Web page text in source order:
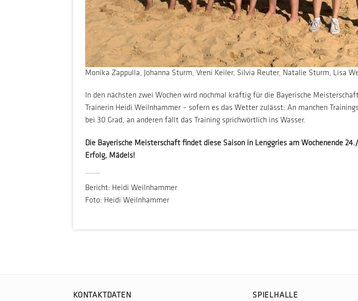
Monika Zappulla, Johanna Sturm, Vreni Keiler, Silvia Reuter, Natalie Sturm, Lisa
In den nächsten zwei Wochen wird nochmal kräftig für die Bayerische
Trainerin Heidi Weilnhammer – sofern es das Wetter zulässt: An manchen
bei 30 Grad, an anderen fällt das Training sprichwörtlich ins Wasser.
Die Bayerische Meisterschaft findet diese Saison in Lenggries am Wochenende
Erfolg, Mädels!
Bericht: Heidi Weilnhammer
Foto: Heidi Weilnhammer
KONTAKTDATEN SPIELHALLE